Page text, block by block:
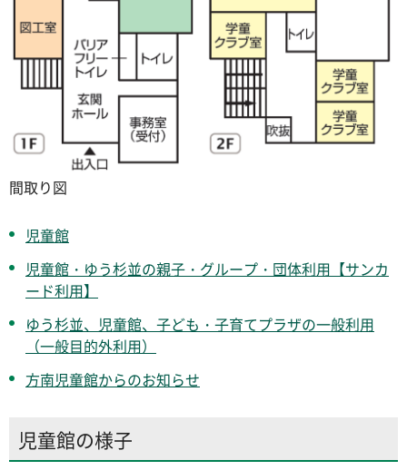
間取り図
児童館
児童館・ゆう杉並の親子・グループ・団体利用【サンカ
ード利用】
ゆう杉並、児童館、子ども・子育てプラザの一般利用
（一般目的外利用）
方南児童館からのお知らせ
児童館の様子